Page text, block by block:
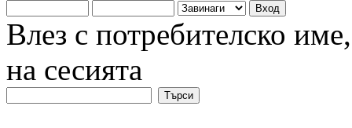
Влез с потребителско
на сесията